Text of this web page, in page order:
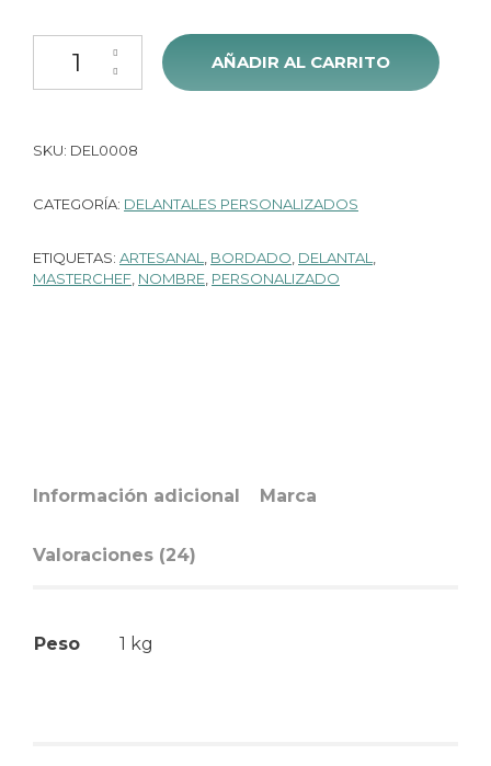
Gorro Cocinero MasterChef - Producto Oficial con Licencia
AÑADIR AL CARRITO
SKU: DEL0008
CATEGORÍA: DELANTALES PERSONALIZADOS
ETIQUETAS: ARTESANAL BORDADO DELANTAL
MASTERCHEF NOMBRE PERSONALIZADO
Información adicional Marca
Valoraciones (24)
Peso 1 kg